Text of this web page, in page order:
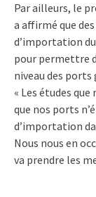
Par ailleurs, le
a affirmé que
d’importation
pour permettre
niveau des ports
« Les études
que nos ports
d’importation
Nous nous en
va prendre les